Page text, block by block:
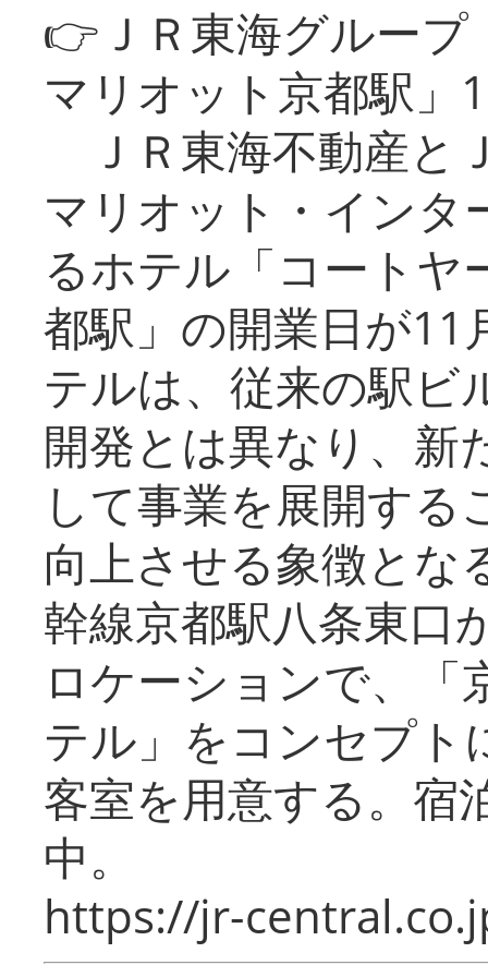
👉ＪＲ東海グルー
マリオット京都駅」
ＪＲ東海不動産と
マリオット・インタ
るホテル「コートヤ
都駅」の開業日が11
テルは、従来の駅ビ
開発とは異なり、新
して事業を展開する
向上させる象徴とな
幹線京都駅八条東口
ロケーションで、「
テル」をコンセプト
客室を用意する。宿
中。
https://jr-